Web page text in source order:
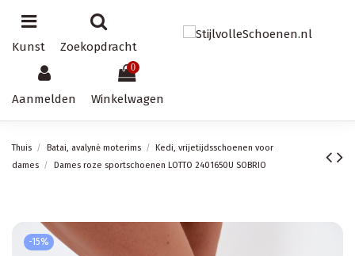
Kunst Zoekopdracht
Aanmelden
0
Winkelwagen
Thuis Batai, avalynė moterims
Kedi, vrijetijdsschoenen voor
dames
Dames roze sportschoenen LOTTO 2401650U SOBRIO
-15%